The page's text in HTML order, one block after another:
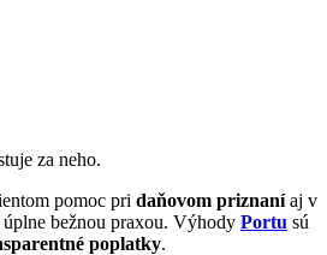
za neho.
pomoc pri daňovom priznaníaj v
bežnou praxou. Výhody Portu sú
poplatky.